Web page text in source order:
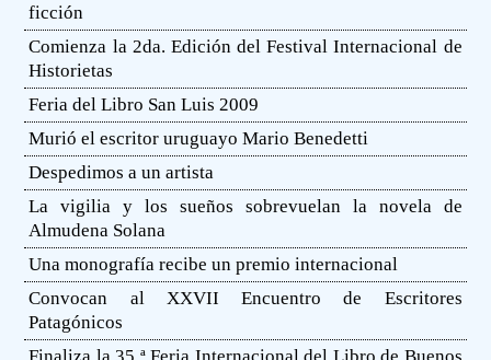
ficción
Comienza la 2da. Edición del Festival Internacional de
Historietas
Feria del Libro San Luis 2009
Murió el escritor uruguayo Mario Benedetti
Despedimos a un artista
La vigilia y los sueños sobrevuelan la novela de
Almudena Solana
Una monografía recibe un premio internacional
Convocan al XXVII Encuentro de Escritores
Patagónicos